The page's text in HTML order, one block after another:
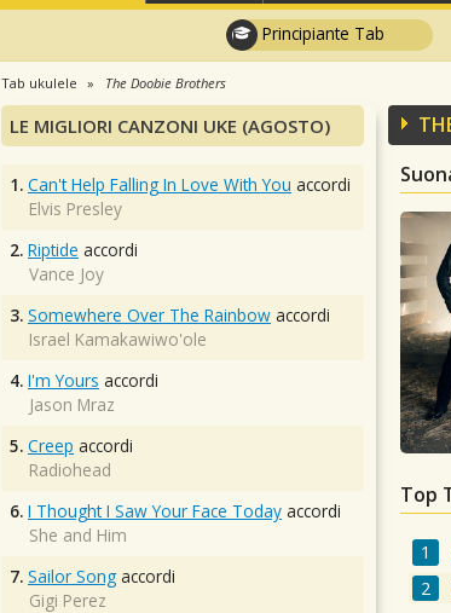
Principiante Tab
Tab ukulele The Doobie Brothers
Top
LE MIGLIORI CANZONI UKE (AGOSTO)
1. Can't Help Falling In Love With You accordi
Elvis Presley
2. Riptide accordi
Vance Joy
3. Somewhere Over The Rainbow accordi
Israel Kamakawiwo'ole
4. I'm Yours accordi
Jason Mraz
5. Creep accordi
Radiohead
6. I Thought I Saw Your Face Today accordi
She and Him
7. Sailor Song accordi
Gigi Perez